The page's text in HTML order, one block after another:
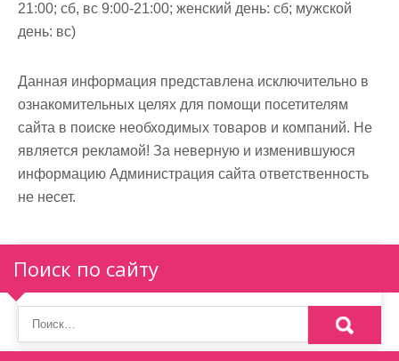
21:00; сб, вс 9:00-21:00; женский день: сб; мужской
день: вс)
Данная информация представлена исключительно в
ознакомительных целях для помощи посетителям
сайта в поиске необходимых товаров и компаний. Не
является рекламой! За неверную и изменившуюся
информацию Администрация сайта ответственность
не несет.
Поиск по сайту